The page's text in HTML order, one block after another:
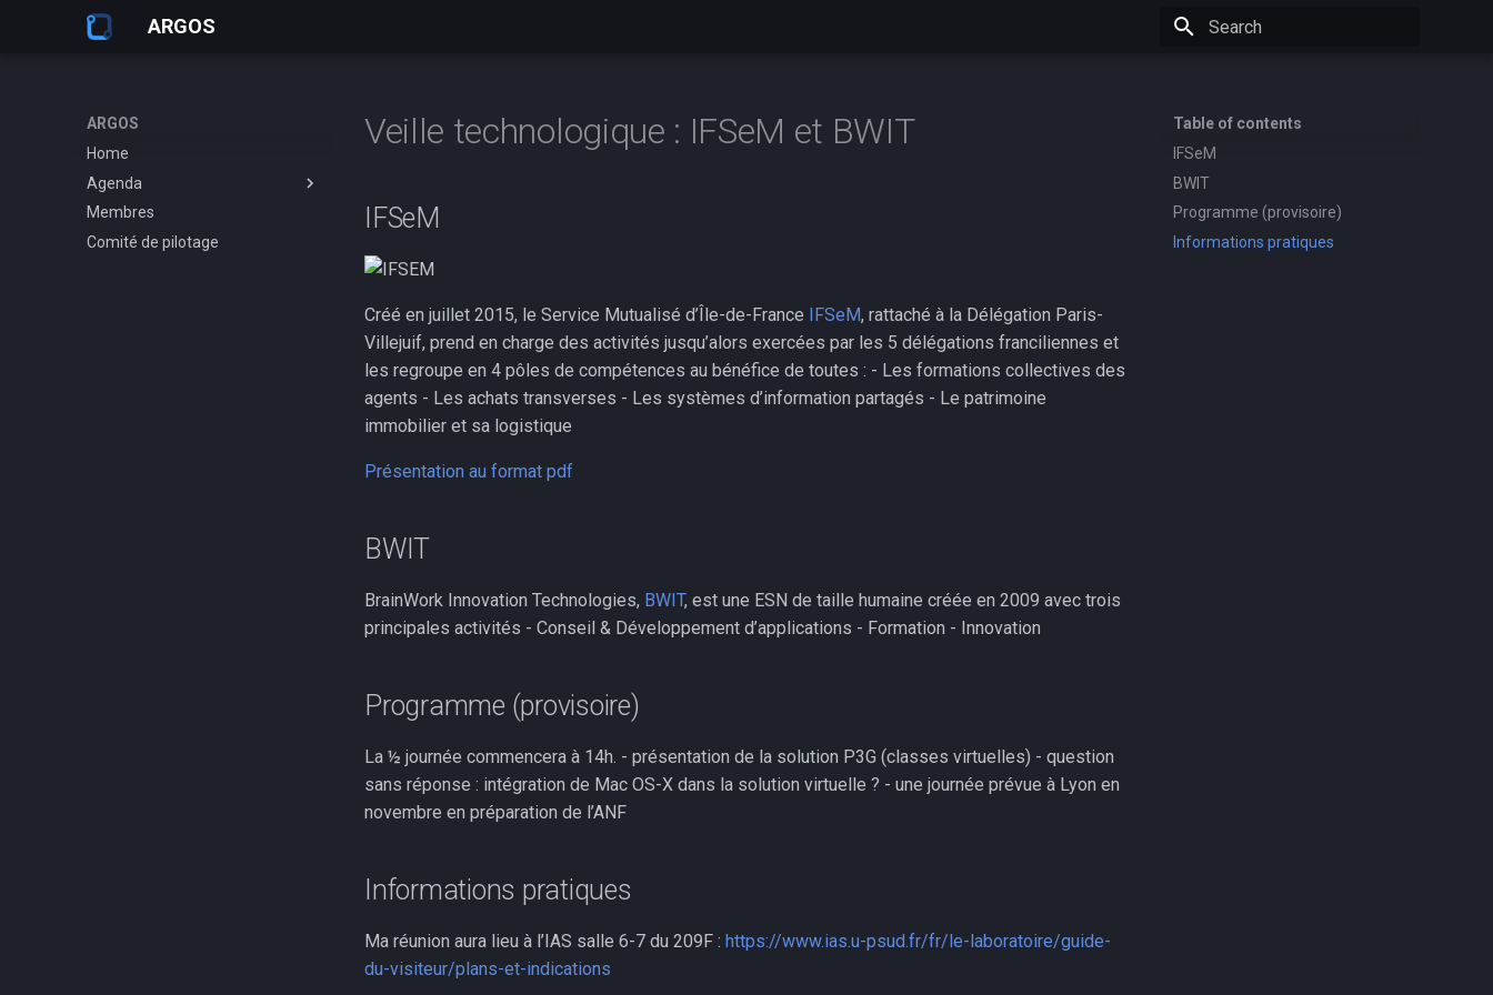
ARGOS
ARGOS
Home
Agenda
2021 - 2030
2011 - 2020
Membres
Comité de pilotage
Table of contents
IFSeM
BWIT
Programme (provisoire)
Informations pratiques
Veille technologique : IFSeM et BWIT
IFSeM
Créé en juillet 2015, le Service Mutualisé d’Île-de-France IFSeM, rattaché à la Délégation Paris-
Villejuif, prend en charge des activités jusqu’alors exercées par les 5 délégations franciliennes et
les regroupe en 4 pôles de compétences au bénéfice de toutes : - Les formations collectives des
agents - Les achats transverses - Les systèmes d’information partagés - Le patrimoine
immobilier et sa logistique
Présentation au format pdf
BWIT
BrainWork Innovation Technologies, BWIT, est une ESN de taille humaine créée en 2009 avec trois
principales activités - Conseil & Développement d’applications - Formation - Innovation
Programme (provisoire)
La ½ journée commencera à 14h. - présentation de la solution P3G (classes virtuelles) - question
sans réponse : intégration de Mac OS-X dans la solution virtuelle ? - une journée prévue à Lyon en
novembre en préparation de l’ANF
Informations pratiques
Ma réunion aura lieu à l’IAS salle 6-7 du 209F : https://www.ias.u-psud.fr/fr/le-laboratoire/guide-
du-visiteur/plans-et-indications